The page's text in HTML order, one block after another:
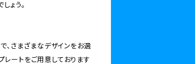
ょう。
さまざまなデザインをお選
レートをご用意しております